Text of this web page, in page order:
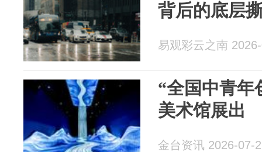
背后的底层
易观彩云之南
“全国中青年
美术馆展出
金台资讯 2026-07-